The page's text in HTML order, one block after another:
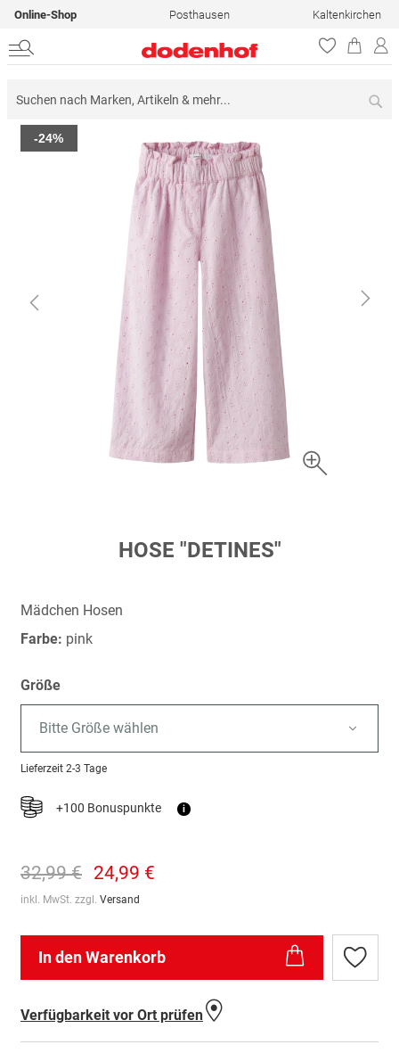
Online-Shop Posthausen Kaltenkirchen
Zum
Ende
-24%
springen
HOSE "DETINES"
Mädchen Hosen
Farbe: pink
Größe
Bitte Größe wählen
Lieferzeit 2-3 Tage
+100 Bonuspunkte i
32,99 € 24,99 €
inkl. MwSt. zzgl. Versand
In den Warenkorb
Zur
Verfügbarkeit vor Ort prüfen